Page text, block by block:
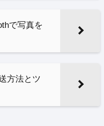
で写真を
方法とツ